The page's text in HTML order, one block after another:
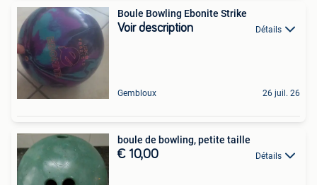
Boule Bowling Ebonite Strike
Voir description Détails
Gembloux 26 juil. 26
boule de bowling, petite taille
€ 10,00 Détails